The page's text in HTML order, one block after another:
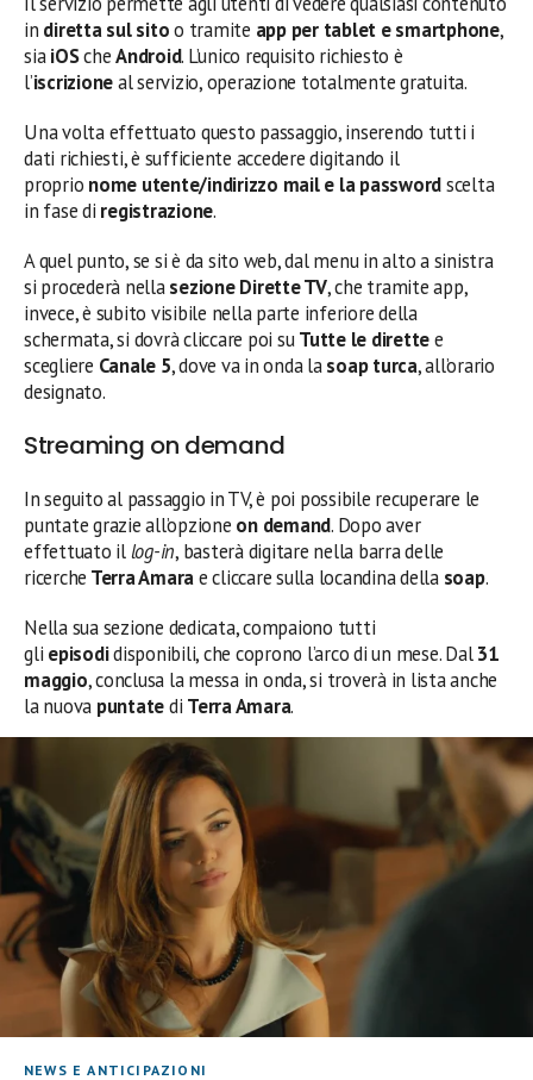
in diretta sul sitoo tramite app per tablet e smartphone,
siaiOScheAndroid. L’unico requisito richiesto è
l’iscrizioneal servizio, operazione totalmente gratuita.
Una volta effettuato questo passaggio, inserendo tutti i
dati richiesti, è sufficiente accedere digitando il
proprio nome utente/indirizzo mail e la passwordscelta
in fase di registrazione.
A quel punto, se si è da sito web, dal menu in alto a sinistra
si procederà nellasezione Dirette TV, che tramite app,
invece, è subito visibile nella parte inferiore della
schermata, si dovrà cliccare poi suTutte le direttee
scegliere Canale 5, dove va in onda lasoap turca, all’orario
designato.
Streaming on demand
In seguito al passaggio in TV, è poi possibile recuperare le
puntate grazie all’opzione on demand. Dopo aver
effettuato illog-in, basterà digitare nella barra delle
ricerche Terra Amarae cliccare sulla locandina della soap.
Nella sua sezione dedicata, compaiono tutti
gli episodidisponibili, che coprono l’arco di un mese. Dal31
maggio, conclusa la messa in onda, si troverà in lista anche
la nuova puntatedi Terra Amara.
NEWS E ANTICIPAZIONI